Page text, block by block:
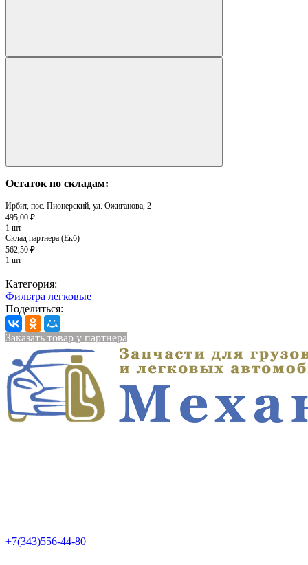
Остаток по складам:
Ирбит, пос. Пионерский, ул. Ожиганова, 2
495,00 ₽
1 шт
Склад партнера (Екб)
562,50 ₽
1 шт
Категория:
Фильтра легковые
Поделиться:
Заказать товар у партнера
+7(343)556-44-80